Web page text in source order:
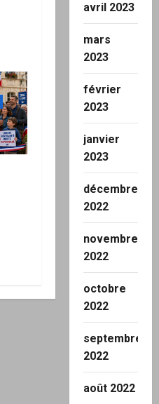
avril 2023
mars
2023
février
2023
janvier
2023
décembre
2022
novembre
2022
octobre
2022
septembre
2022
août 2022